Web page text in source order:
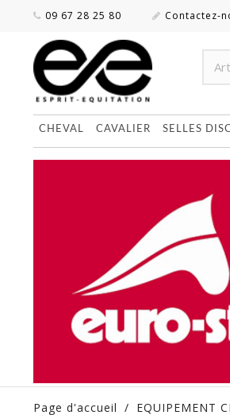
09 67 28 25 80 Contactez-
CHEVAL CAVALIER SELLES
Page d'accueil / EQUIPEMENT